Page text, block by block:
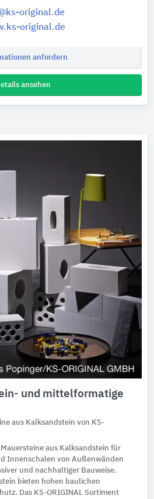
original.de
original.de
anfordern
ansehen
und mittelformatige
aus Kalksandstein von KS-
aus Kalksandstein für
Innenschalen von Außenwänden
und nachhaltiger Bauweise.
bieten hohen baulichen
Das KS-ORIGINAL Sortiment